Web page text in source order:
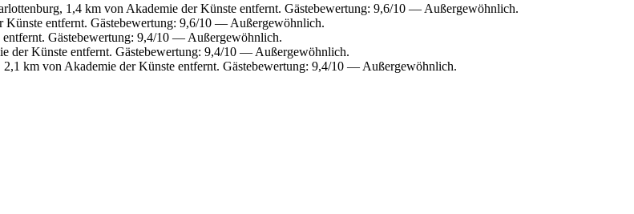
1,4 km von Akademie der Künste entfernt. Gästebewertung: 9,6/10 — Außergewöhnlich.
entfernt. Gästebewertung: 9,6/10 — Außergewöhnlich.
Gästebewertung: 9,4/10 — Außergewöhnlich.
Künste entfernt. Gästebewertung: 9,4/10 — Außergewöhnlich.
km von Akademie der Künste entfernt. Gästebewertung: 9,4/10 — Außergewöhnlich.